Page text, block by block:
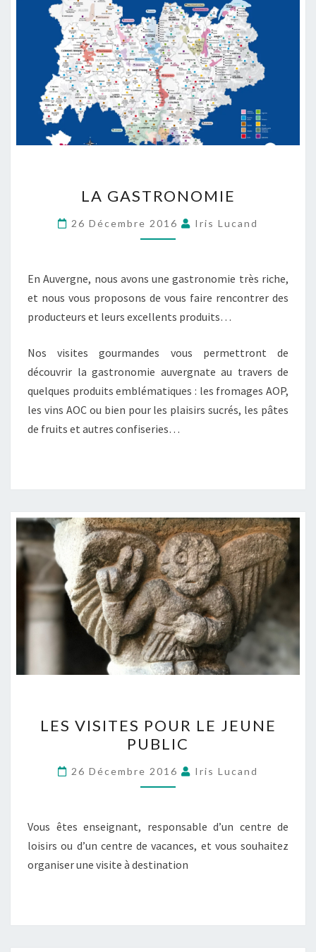
LA GASTRONOMIE
26 Décembre 2016 Iris Lucand
En Auvergne, nous avons une gastronomie très riche,
et nous vous proposons de vous faire rencontrer des
producteurs et leurs excellents produits…
Nos visites gourmandes vous permettront de
découvrir la gastronomie auvergnate au travers de
quelques produits emblématiques : les fromages AOP,
les vins AOC ou bien pour les plaisirs sucrés, les pâtes
de fruits et autres confiseries…
LES VISITES POUR LE JEUNE
PUBLIC
26 Décembre 2016 Iris Lucand
Vous êtes enseignant, responsable d’un centre de
loisirs ou d’un centre de vacances, et vous souhaitez
organiser une visite à destination